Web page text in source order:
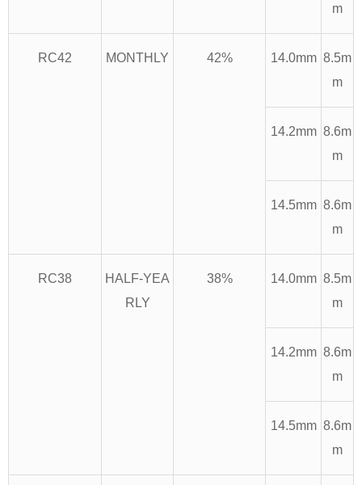
m
RC42 MONTHLY 42% 14.0mm 8.5m
m
14.2mm 8.6m
m
14.5mm 8.6m
m
RC38
HALF-YEA
RLY
38% 14.0mm 8.5m
m
14.2mm 8.6m
m
14.5mm 8.6m
m